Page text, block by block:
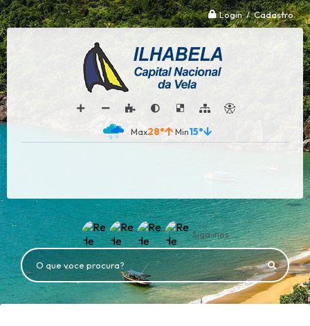
Login / Cadastro
28° 15°
Siga-nos
O que voce procura?